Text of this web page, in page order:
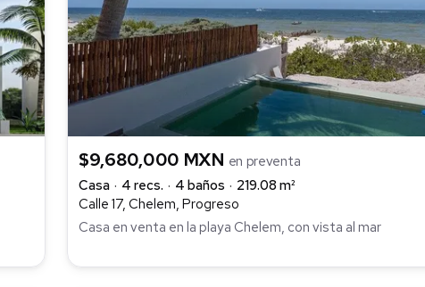
$9,680,000 MXN en preventa
Casa
4 recs. 4 baños
219.08 m²
Calle 17, Chelem, Progreso
Casa en venta en la playa Chelem, con vista al mar